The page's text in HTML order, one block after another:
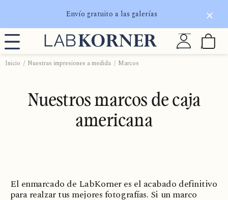
Envío gratuito a las galerías
Inicio Nuestras impresiones a medida Marcos
Nuestros marcos de caja
americana
El enmarcado de LabKorner es el acabado definitivo
para realzar tus mejores fotografías. Si un marco